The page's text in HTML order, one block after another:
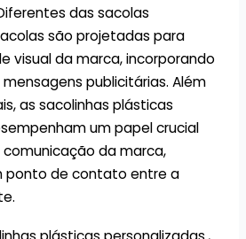
das sacolas
são projetadas para
visual da marca, incorporando
publicitárias. Além
as sacolinhas plásticas
um papel crucial
da marca,
ponto de contato entre a